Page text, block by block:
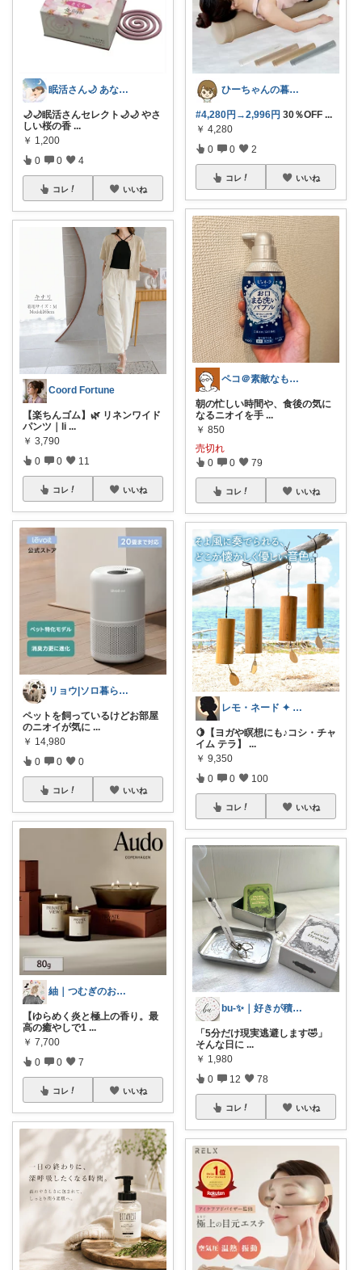
眠活さん🌙 あなたの眠りをお手伝い
🌙🌙眠活さんセレクト🌙🌙 やさ
しい桜の香 ...
￥ 1,200
0 0 4
コレ いいね
Coord Fortune
【楽ちんゴム】🌿 リネンワイド
パンツ｜li ...
￥ 3,790
0 0 11
コレ いいね
リョウ|ソロ暮らし帖
ペットを飼っているけどお部屋
のニオイが気に ...
￥ 14,980
0 0 0
コレ いいね
紬｜つむぎのおうち時間
【ゆらめく炎と極上の香り。最
高の癒やしで1 ...
￥ 7,700
0 0 7
コレ いいね
ひーちゃんの暮らしと服ROOM🌷
#4,280円→2,996円 30％OFF ...
￥ 4,280
0 0 2
コレ いいね
ペコ＠素敵なものを紹介しています
朝の忙しい時間や、食後の気に
なるニオイを手 ...
￥ 850
売切れ
0 0 79
コレ いいね
レモ・ネード ✦ セレクト 🍋
🍋【ヨガや瞑想にも♪コシ・チャ
イム テラ】
...
￥ 9,350
0 0 100
コレ いいね
bu-✨｜好きが積もるROOM
「5分だけ現実逃避します🤣」
そんな日に ...
￥ 1,980
0 12 78
コレ いいね